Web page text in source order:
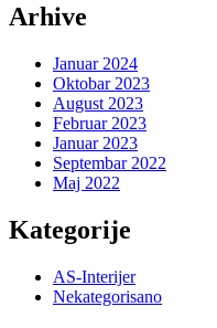
Arhive
Januar 2024
Oktobar 2023
August 2023
Februar 2023
Januar 2023
Septembar 2022
Maj 2022
Kategorije
AS-Interijer
Nekategorisano